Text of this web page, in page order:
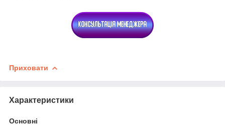
Приховати
Характеристики
Основні